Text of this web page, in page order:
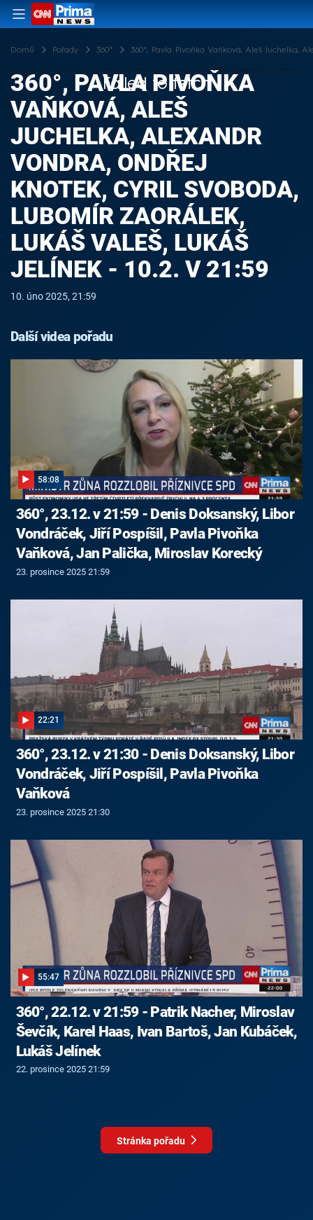
Domů Pořady 360° 360°, Pavla Pivoňka Vaňková, Aleš Juchelka,
Failed to fetch
360°, PAVLA PIVOŇKA
VAŇKOVÁ, ALEŠ
JUCHELKA, ALEXANDR
VONDRA, ONDŘEJ
KNOTEK, CYRIL SVOBODA,
LUBOMÍR ZAORÁLEK,
LUKÁŠ VALEŠ, LUKÁŠ
JELÍNEK - 10.2. V 21:59
10. úno 2025, 21:59
Další videa pořadu
58:08
360°, 23.12. v 21:59 - Denis Doksanský, Libor
Vondráček, Jiří Pospíšil, Pavla Pivoňka
Vaňková, Jan Palička, Miroslav Korecký
23. prosince 2025 21:59
22:21
360°, 23.12. v 21:30 - Denis Doksanský, Libor
Vondráček, Jiří Pospíšil, Pavla Pivoňka
Vaňková
23. prosince 2025 21:30
55:47
360°, 22.12. v 21:59 - Patrik Nacher, Miroslav
Ševčík, Karel Haas, Ivan Bartoš, Jan Kubáček,
Lukáš Jelínek
22. prosince 2025 21:59
Stránka pořadu